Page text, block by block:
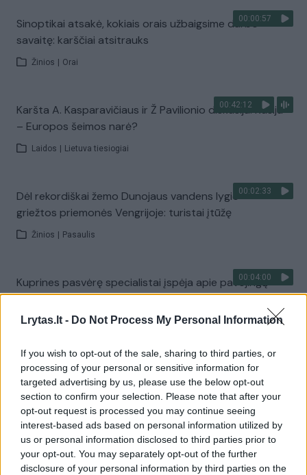
Lrytas.lt - Do Not Process My Personal Information
If you wish to opt-out of the sale, sharing to third parties, or
processing of your personal or sensitive information for
targeted advertising by us, please use the below opt-out
section to confirm your selection. Please note that after your
opt-out request is processed you may continue seeing
interest-based ads based on personal information utilized by
us or personal information disclosed to third parties prior to
your opt-out. You may separately opt-out of the further
disclosure of your personal information by third parties on the
00:00:57
Sinoptikai atsakė, kokiais orais užbaigsime darbo
savaitę: karščiai atsitrauks
Žinios Orai
00:42:12
Karšta A. Kasparavičiaus ir Ž Pavilionio diskusija: Rusija
– Europos šeimos narė?
Laidos Lietuva tiesiogiai
00:02:33
Dėl rekordiškai žemo Dunojaus vandens lygio –
griežtos priemonės Vengrijoje: turistai įtūžę
Žinios Pasaulis
00:04:00
Kuprines pasvėrę specialistai įspėja apie pavojingą
įprotį: tą daro daugiau nei pusė pradinukų
Žinios | Lietuvos diena
Visi įrašai
Žiūrimiausi įrašai